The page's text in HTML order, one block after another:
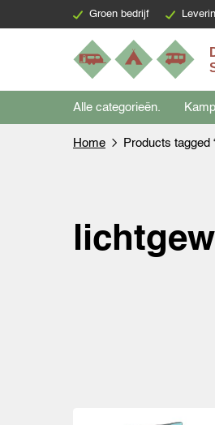
Groen bedrijf
Alle categorieën.
Home Products tagged